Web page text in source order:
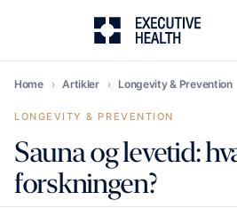
Home › Artikler › Longevity & Prevention
LONGEVITY & PREVENTION
Sauna og levetid:
forskningen?